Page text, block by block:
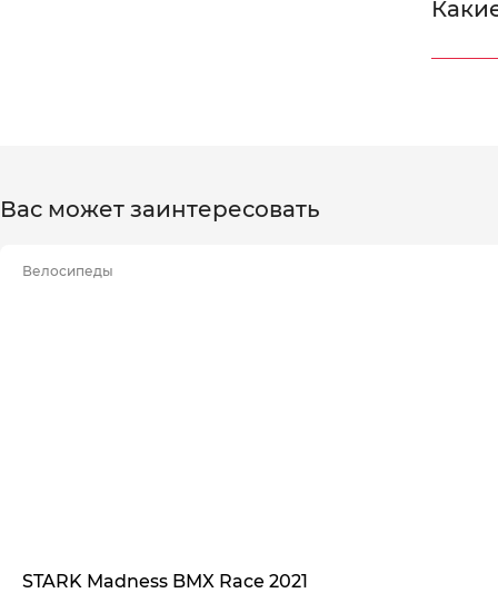
Вас может заинтересовать
Велосипеды
STARK Madness BMX Race 2021